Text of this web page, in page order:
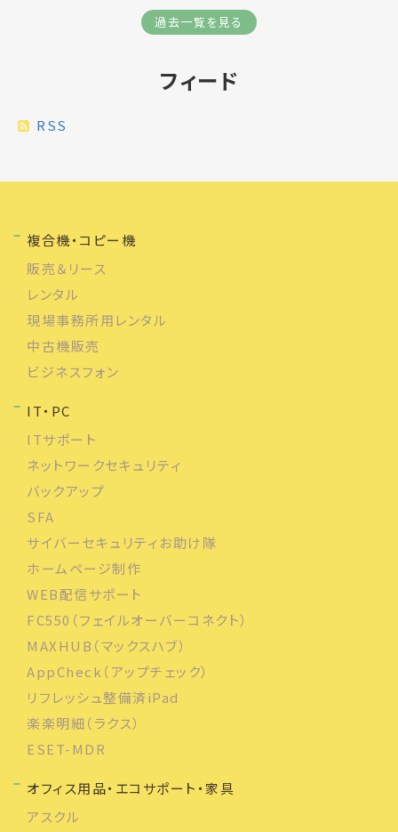
過去一覧を見る
フィード
RSS
複合機・コピー機
販売＆リース
レンタル
現場事務所用レンタル
中古機販売
ビジネスフォン
IT・PC
ITサポート
ネットワークセキュリティ
バックアップ
SFA
サイバーセキュリティお助け隊
ホームページ制作
WEB配信サポート
FC550（フェイルオーバーコネクト）
MAXHUB（マックスハブ）
AppCheck（アップチェック）
リフレッシュ整備済iPad
楽楽明細（ラクス）
ESET-MDR
オフィス用品・エコサポート・家具
アスクル